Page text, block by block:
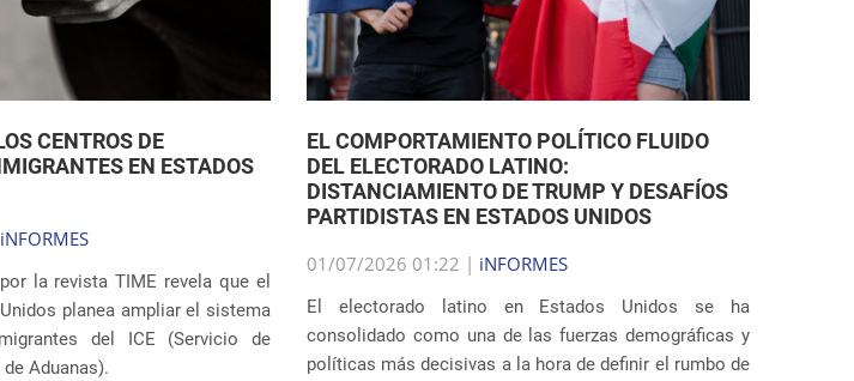
CENTROS DE
EN ESTADOS
iNFORMES
la revista TIME revela que el
planea ampliar el sistema
del ICE (Servicio de
Aduanas).
EL COMPORTAMIENTO POLÍTICO FLUIDO
DEL ELECTORADO LATINO:
DISTANCIAMIENTO DE TRUMP Y DESAFÍOS
PARTIDISTAS EN ESTADOS UNIDOS
01/07/2026 01:22 | iNFORMES
El electorado latino en Estados Unidos se ha
consolidado como una de las fuerzas demográficas y
políticas más decisivas a la hora de definir el rumbo de